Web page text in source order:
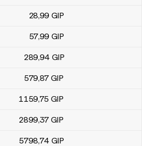
28,99 GIP
57,99 GIP
289,94 GIP
579,87 GIP
1159,75 GIP
2899,37 GIP
5798,74 GIP